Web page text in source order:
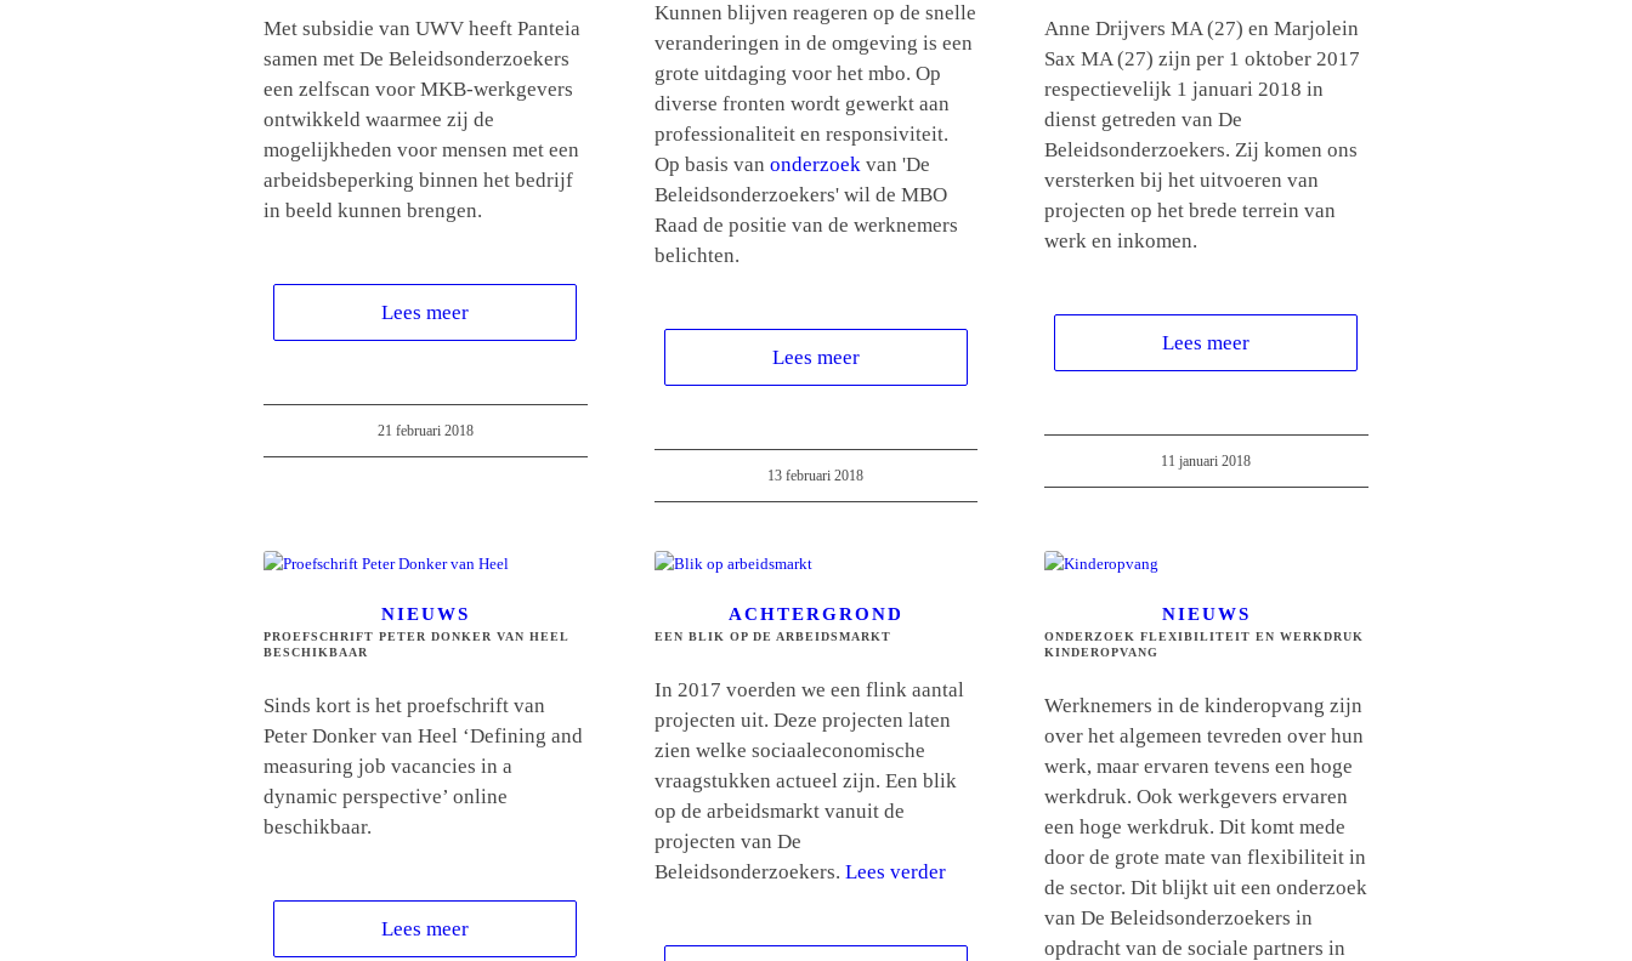
Met subsidie van UWV heeft Panteia
samen met De Beleidsonderzoekers
een zelfscan voor MKB-werkgevers
ontwikkeld waarmee zij de
mogelijkheden voor mensen met een
arbeidsbeperking binnen het bedrijf
in beeld kunnen brengen.
Lees meer
21 februari 2018
Kunnen blijven reageren op de snelle
veranderingen in de omgeving is een
grote uitdaging voor het mbo. Op
diverse fronten wordt gewerkt aan
professionaliteit en responsiviteit.
Op basis van onderzoekvan 'De
Beleidsonderzoekers' wil de MBO
Raad de positie van de werknemers
belichten.
Lees meer
13 februari 2018
Anne Drijvers MA (27) en Marjolein
Sax MA (27) zijn per 1 oktober 2017
respectievelijk 1 januari 2018 in
dienst getreden van De
Beleidsonderzoekers. Zij komen ons
versterken bij het uitvoeren van
projecten op het brede terrein van
werk en inkomen.
Lees meer
11 januari 2018
NIEUWS
PROEFSCHRIFT PETER DONKER VAN HEEL
BESCHIKBAAR
Sinds kort is het proefschrift van
Peter Donker van Heel ‘Defining and
measuring job vacancies in a
dynamic perspective’ online
beschikbaar.
Lees meer
ACHTERGROND
EEN BLIK OP DE ARBEIDSMARKT
In 2017 voerden we een flink aantal
projecten uit. Deze projecten laten
zien welke sociaaleconomische
vraagstukken actueel zijn. Een blik
op de arbeidsmarkt vanuit de
projecten van De
Beleidsonderzoekers. Lees verder
NIEUWS
ONDERZOEK FLEXIBILITEIT EN WERKDRUK
KINDEROPVANG
Werknemers in de kinderopvang zijn
over het algemeen tevreden over hun
werk, maar ervaren tevens een hoge
werkdruk. Ook werkgevers ervaren
een hoge werkdruk. Dit komt mede
door de grote mate van flexibiliteit in
de sector. Dit blijkt uit een onderzoek
van De Beleidsonderzoekers in
opdracht van de sociale partners in